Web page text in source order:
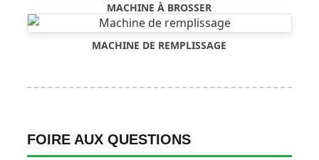
MACHINE À BROSSER
MACHINE DE REMPLISSAGE
FOIRE AUX QUESTIONS